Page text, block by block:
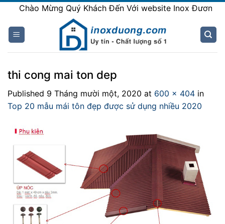
content
Chào Mừng Quý Khách Đến Với website Inox Đương
thi cong mai ton dep
Published 9 Tháng mười một, 2020 at 600 × 404 in
Top 20 mẫu mái tôn đẹp được sử dụng nhiều 2020